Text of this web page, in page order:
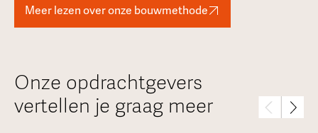
Meer lezen over onze bouwmethode
Onze opdrachtgevers
vertellen je graag meer